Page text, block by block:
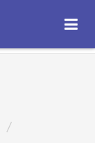
ОТКРЫТЬ
/